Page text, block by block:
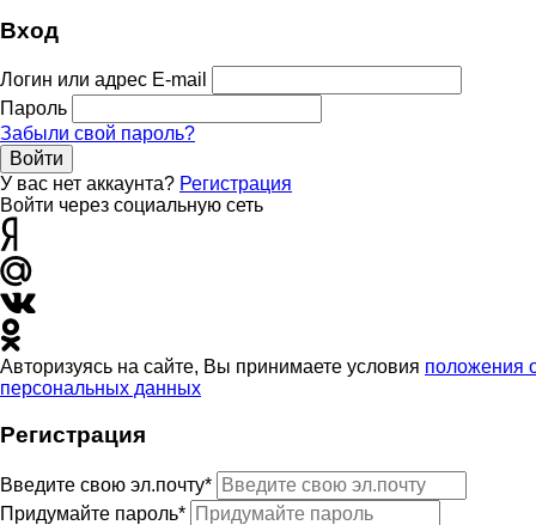
Вход
Логин или адрес E-mail
Пароль
Забыли свой пароль?
Войти
У вас нет аккаунта? Регистрация
Войти через социальную сеть
Авторизуясь на сайте, Вы принимаете условия положения
персональных данных
Регистрация
Введите свою эл.почту*
Придумайте пароль*